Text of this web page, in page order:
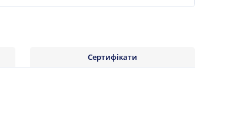
Сертифікати